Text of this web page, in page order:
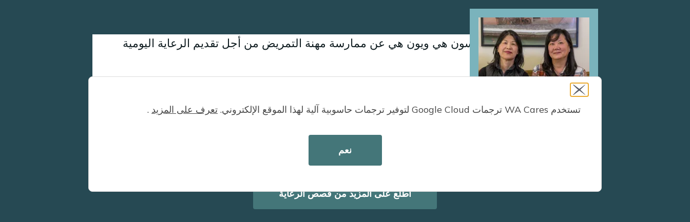
توقفت الأختان سون هي ويون هي عن ممارسة مهنة التمريض من أجل تقديم الرعاية اليومية
لوالدتهما.
إذا كانت والدة Sun-Hee وYunhee تمتلك WA Cares، فيمكنها استخدام مزاياها في:
جهاز تذكير الدواء
Image
اطلع على المزيد من قصص الرعاية
تستخدم WA Cares ترجمات Google Cloud لتوفير ترجمات حاسوبية آلية لهذا الموقع الإلكتروني. تعرف على المزيد .
نعم